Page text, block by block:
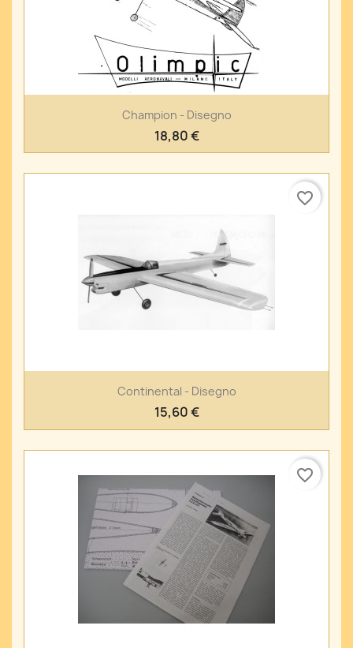
Champion - Disegno
18,80 €
Continental - Disegno
15,60 €
favorite_border
favorite_border